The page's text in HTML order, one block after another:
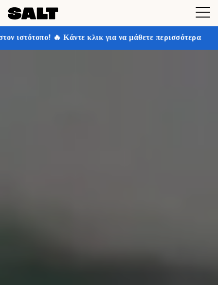
για να μάθετε περισσότερα Κερδίστε έως και